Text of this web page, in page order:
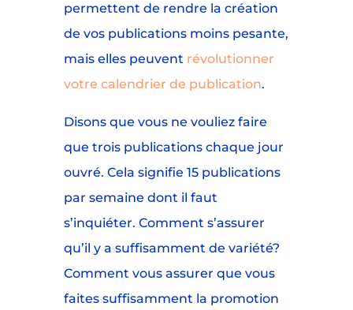
permettent de rendre la création
de vos publications moins pesante,
mais elles peuvent révolutionner
votre calendrier de publication.
Disons que vous ne vouliez faire
que trois publications chaque jour
ouvré. Cela signifie 15 publications
par semaine dont il faut
s’inquiéter. Comment s’assurer
qu’il y a suffisamment de variété?
Comment vous assurer que vous
faites suffisamment la promotion